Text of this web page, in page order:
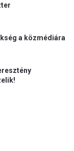
a közmédiára